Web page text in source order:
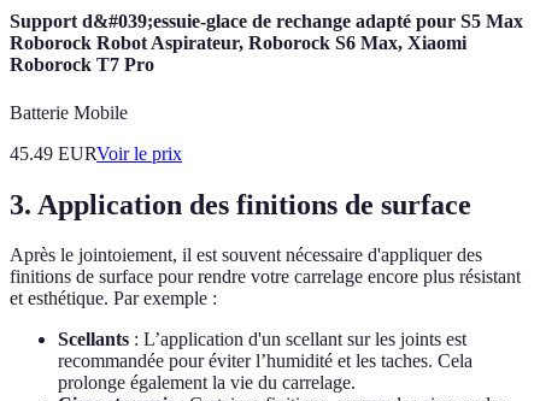
Support d&#039;essuie-glace de rechange adapté pour S5 Max
Roborock Robot Aspirateur, Roborock S6 Max, Xiaomi
Roborock T7 Pro
Batterie Mobile
45.49 EURVoir le prix
3. Application des finitions de surface
Après le jointoiement, il est souvent nécessaire d'appliquer des
finitions de surface pour rendre votre carrelage encore plus résistant
et esthétique. Par exemple :
Scellants : L’application d'un scellant sur les joints est
recommandée pour éviter l’humidité et les taches. Cela
prolonge également la vie du carrelage.